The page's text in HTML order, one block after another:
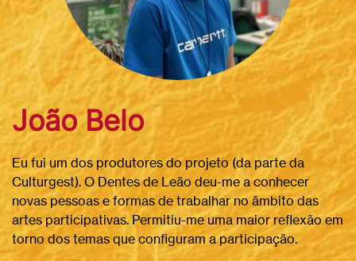
João Belo
Eu fui um dos produtores do projeto (da parte da
Culturgest). O Dentes de Leão deu-me a conhecer
novas pessoas e formas de trabalhar no âmbito das
artes participativas. Permitiu-me uma maior reflexão em
torno dos temas que configuram a participação.